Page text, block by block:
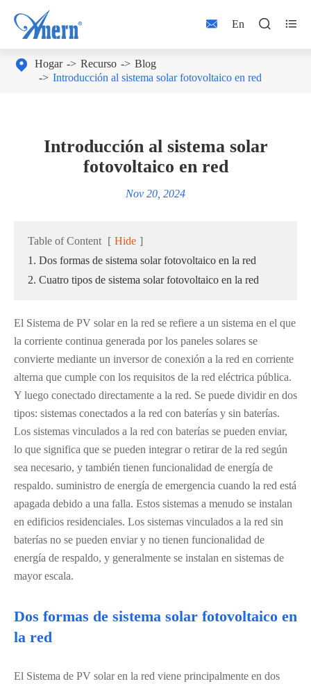
 En  
 Hogar Recurso
Blog
Introducción al sistema solar fotovoltaico en red
Introducción al sistema solar
fotovoltaico en red
Nov 20, 2024
Table of Content [ Hide ]
1. Dos formas de sistema solar fotovoltaico en la red
2. Cuatro tipos de sistema solar fotovoltaico en la red
El Sistema de PV solar en la red se refiere a un sistema en el que
la corriente continua generada por los paneles solares se
convierte mediante un inversor de conexión a la red en corriente
alterna que cumple con los requisitos de la red eléctrica pública.
Y luego conectado directamente a la red. Se puede dividir en dos
tipos: sistemas conectados a la red con baterías y sin baterías.
Los sistemas vinculados a la red con baterías se pueden enviar,
lo que significa que se pueden integrar o retirar de la red según
sea necesario, y también tienen funcionalidad de energía de
respaldo. suministro de energía de emergencia cuando la red está
apagada debido a una falla. Estos sistemas a menudo se instalan
en edificios residenciales. Los sistemas vinculados a la red sin
baterías no se pueden enviar y no tienen funcionalidad de
energía de respaldo, y generalmente se instalan en sistemas de
mayor escala.
Dos formas de sistema solar fotovoltaico en
la red
El Sistema de PV solar en la red viene principalmente en dos